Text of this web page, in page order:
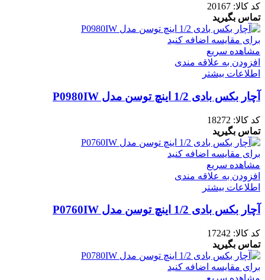
کد کالا: 20167
تماس بگیرید
برای مقایسه اضافه کنید
مشاهده سریع
افزودن به علاقه مندی
اطلاعات بیشتر
آچار بکس بادی 1/2 اینچ توسن مدل P0980IW
کد کالا: 18272
تماس بگیرید
برای مقایسه اضافه کنید
مشاهده سریع
افزودن به علاقه مندی
اطلاعات بیشتر
آچار بکس بادی 1/2 اینچ توسن مدل P0760IW
کد کالا: 17242
تماس بگیرید
برای مقایسه اضافه کنید
مشاهده سریع